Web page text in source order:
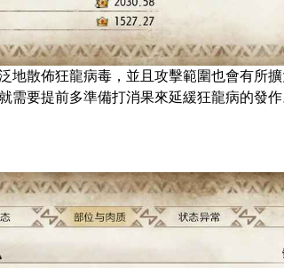
地散佈狂龍病毒，並且攻擊範圍也會有所
要提前多準備打消果來延緩狂龍病的發作